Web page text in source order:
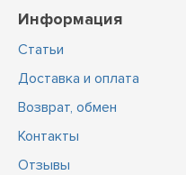
Информация
Статьи
Доставка и оплата
Возврат, обмен
Контакты
Отзывы